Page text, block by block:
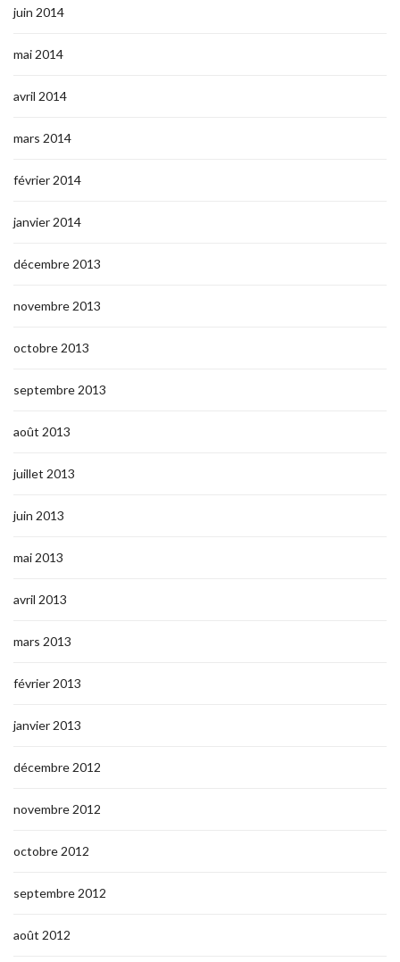
juin 2014
mai 2014
avril 2014
mars 2014
février 2014
janvier 2014
décembre 2013
novembre 2013
octobre 2013
septembre 2013
août 2013
juillet 2013
juin 2013
mai 2013
avril 2013
mars 2013
février 2013
janvier 2013
décembre 2012
novembre 2012
octobre 2012
septembre 2012
août 2012